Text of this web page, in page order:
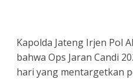
Kapolda Jateng Irjen Pol
bahwa Ops Jaran Candi
hari yang mentargetkan